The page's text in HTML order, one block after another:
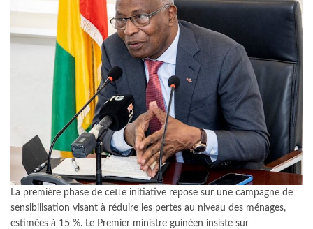
La première phase de cette initiative repose sur une campagne de
sensibilisation visant à réduire les pertes au niveau des ménages,
estimées à 15 %. Le Premier ministre guinéen insiste sur